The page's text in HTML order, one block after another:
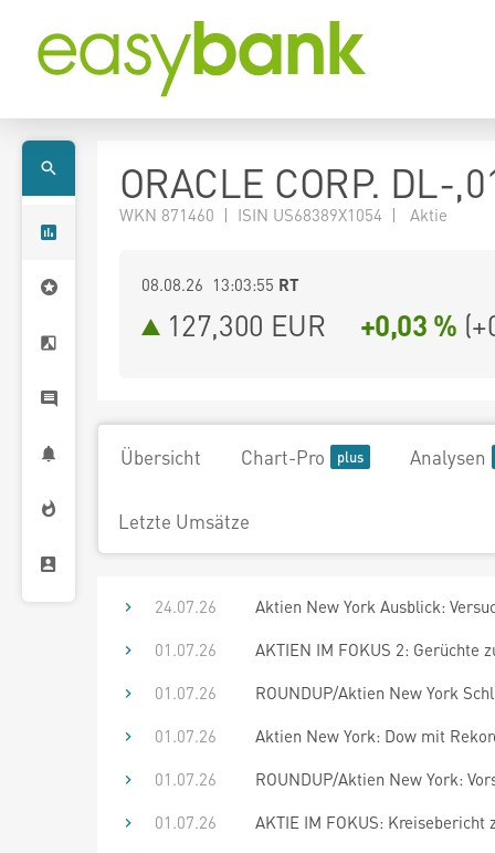
ORACLE CORP. DL-
WKN 871460 | ISIN US68389X1054 | Aktie
08.08.26 13:03:55 RT
127,300 EUR +0,03 % (
Übersicht Chart-Pro Analysen
Letzte Umsätze
24.07.26
Aktien New York Ausblick:
01.07.26
AKTIEN IM FOKUS 2: Gerüchte
01.07.26
ROUNDUP/Aktien New York
01.07.26
Aktien New York: Dow mit
01.07.26
ROUNDUP/Aktien New York:
01.07.26
AKTIE IM FOKUS: